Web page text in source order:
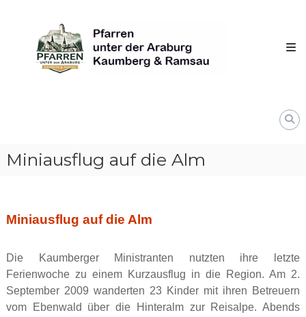
content
unter
derAraburg
Kaumberg
Miniausflug auf die Alm
Miniausflug auf die Alm
Die Kaumberger Ministranten nutzten ihre letzte
Ferienwoche zu einem Kurzausflug in die Region. Am 2.
September 2009 wanderten 23 Kinder mit ihren Betreuern
vom Ebenwald über die Hinteralm zur Reisalpe. Abends